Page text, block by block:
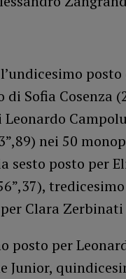
posto
Sofia Cosenza
nei 50
sesto posto per
Clara Zerbinati
posto per
Junior,